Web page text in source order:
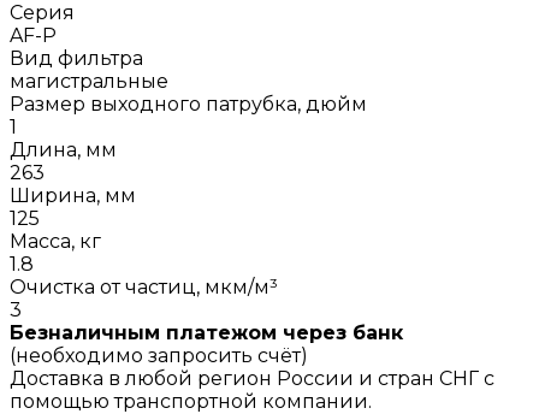
Серия
AF-P
Вид фильтра
магистральные
Размер выходного патрубка, дюйм
1
Длина, мм
263
Ширина, мм
125
Масса, кг
1.8
Очистка от частиц, мкм/м³
3
Безналичным платежом через банк
(необходимо запросить счёт)
Доставка в любой регион России и стран СНГ с
помощью транспортной компании.